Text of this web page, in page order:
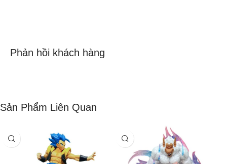
Phản hồi khách hàng
Sản Phẩm Liên Quan